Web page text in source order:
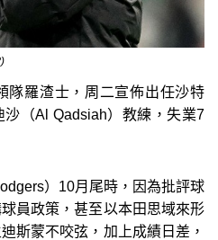
隊羅渣士，周二宣佈出任沙特
沙（Al Qadsiah）教練，失業7
）10月尾時，因為批評球
員政策，甚至以本田思域來形
斯蒙不咬弦，加上成績日差，